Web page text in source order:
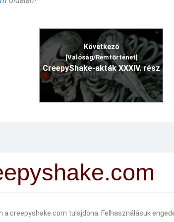
Következő
[Valóság/Rémtörténet]
CreepyShake-akták XXXIV. rész
creepyshake.com tulajdona. Felhasználásuk